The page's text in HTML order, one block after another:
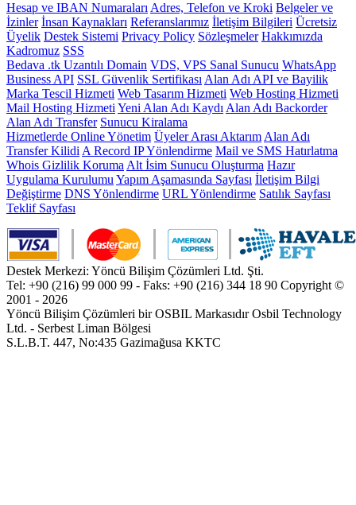
Hesap ve IBAN Numaraları Adres, Telefon ve Kroki Belgeler ve
İzinler İnsan Kaynakları Referanslarımız İletişim Bilgileri Ücretsiz
Üyelik Destek Sistemi Privacy Policy Sözleşmeler Hakkımızda
Kadromuz SSS
Bedava .tk Uzantılı Domain VDS, VPS Sanal Sunucu WhatsApp
Business API SSL Güvenlik Sertifikası Alan Adı API ve Bayilik
Marka Tescil Hizmeti Web Tasarım Hizmeti Web Hosting Hizmeti
Mail Hosting Hizmeti Yeni Alan Adı Kaydı Alan Adı Backorder
Alan Adı Transfer Sunucu Kiralama
Hizmetlerde Online Yönetim Üyeler Arası Aktarım Alan Adı
Transfer Kilidi A Record IP Yönlendirme Mail ve SMS Hatırlatma
Whois Gizlilik Koruma Alt İsim Sunucu Oluşturma Hazır
Uygulama Kurulumu Yapım Aşamasında Sayfası İletişim Bilgi
Değiştirme DNS Yönlendirme URL Yönlendirme Satılık Sayfası
Teklif Sayfası
Destek Merkezi: Yöncü Bilişim Çözümleri Ltd. Şti.
Tel: +90 (216) 99 000 99 - Faks: +90 (216) 344 18 90 Copyright ©
2001 - 2026
Yöncü Bilişim Çözümleri bir OSBIL Markasıdır Osbil Technology
Ltd. - Serbest Liman Bölgesi
S.L.B.T. 447, No:435 Gazimağusa KKTC